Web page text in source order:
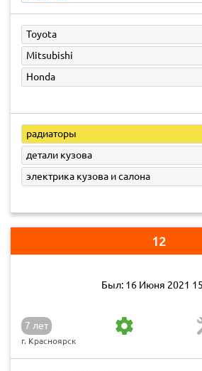
Toyota
Mitsubishi
Honda
радиаторы
детали кузова
электрика кузова и салона
12
Был: 16 Июня 2021
7 лет
г. Красноярск